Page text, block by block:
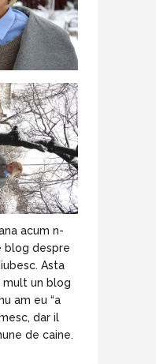
acum n-
blog despre
Asta
un blog
am eu “a
dar il
de caine.